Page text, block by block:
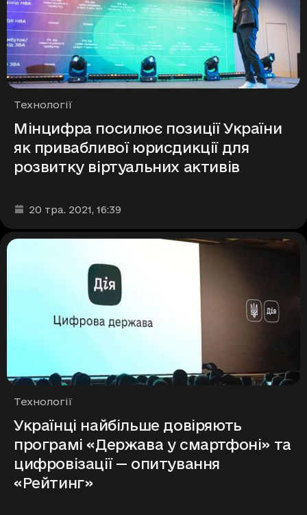
Рубрики
Технології
Мінцифра посилює позиції України
як привабливої юрисдикції для
розвитку віртуальних активів
Дата та час публікації
20 тра. 2021, 16:39
Рубрики
Технології
Українці найбільше довіряють
програмі «Держава у смартфоні» та
цифровізації — опитування
«Рейтинг»